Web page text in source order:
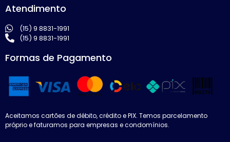
Atendimento
(15) 9 8831-1991
(15) 9 8831-1991
Formas de Pagamento
Aceitamos cartões de débito, crédito e PIX. Temos parcelamento
próprio e faturamos para empresas e condomínios.